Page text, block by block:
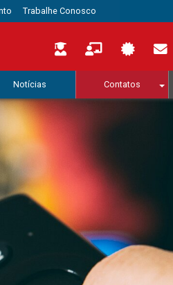
Trabalhe Conosco
Notícias Contatos